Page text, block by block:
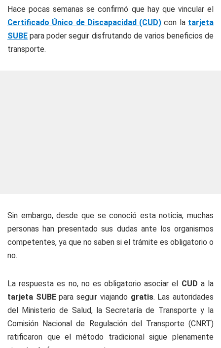
Hace pocas semanas se confirmó que hay que vincular el
Certificado Único de Discapacidad (CUD) con la tarjeta
SUBE para poder seguir disfrutando de varios beneficios de
transporte.
Sin embargo, desde que se conoció esta noticia, muchas
personas han presentado sus dudas ante los organismos
competentes, ya que no saben si el trámite es obligatorio o
no.
La respuesta es no, no es obligatorio asociar el CUD a la
tarjeta SUBEpara seguir viajando gratis. Las autoridades
del Ministerio de Salud, la Secretaría de Transporte y la
Comisión Nacional de Regulación del Transporte (CNRT)
ratificaron que el método tradicional sigue plenamente